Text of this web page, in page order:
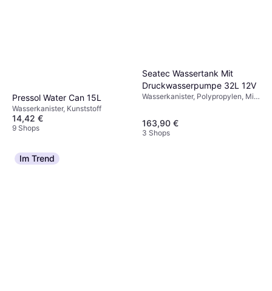
Pressol Water Can 15L
Wasserkanister, Kunststoff
14,42 €
9 Shops
Seatec Wassertank Mit
Druckwasserpumpe 32L 12V
Wasserkanister, Polypropylen, Mit
163,90 €
3 Shops
Im Trend